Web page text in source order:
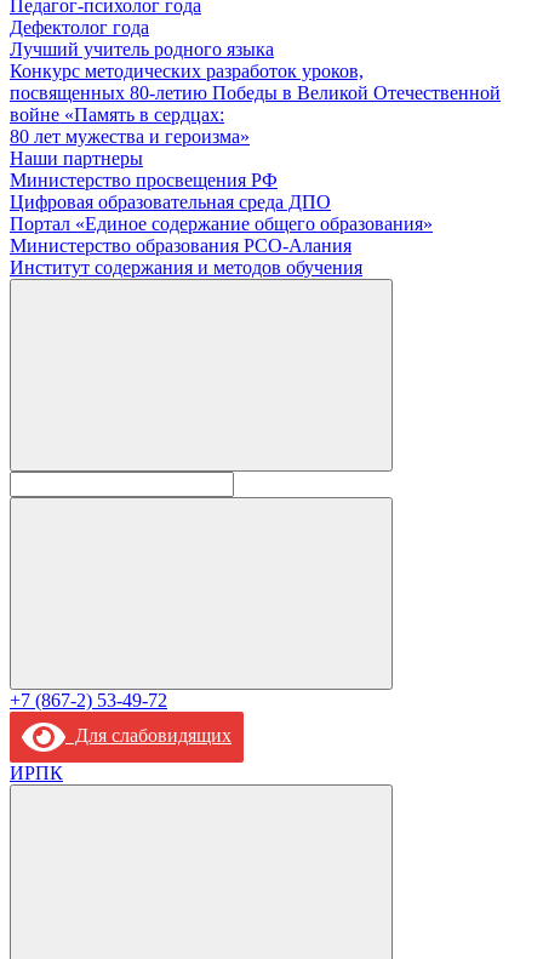
Педагог-психолог года
Дефектолог года
Лучший учитель родного языка
Конкурс методических разработок уроков,
посвященных 80-летию Победы в Великой Отечественной
войне «Память в сердцах:
80 лет мужества и героизма»
Наши партнеры
Министерство просвещения РФ
Цифровая образовательная среда ДПО
Портал «Единое содержание общего образования»
Министерство образования РСО-Алания
Институт содержания и методов обучения
+7 (867-2) 53-49-72
Для слабовидящих
ИРПК